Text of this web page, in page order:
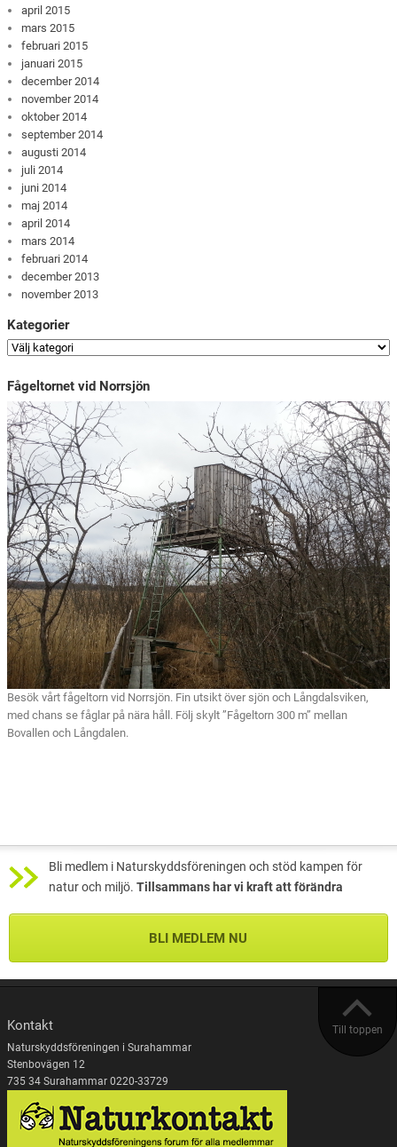
april 2015
mars 2015
februari 2015
januari 2015
december 2014
november 2014
oktober 2014
september 2014
augusti 2014
juli 2014
juni 2014
maj 2014
april 2014
mars 2014
februari 2014
december 2013
november 2013
Kategorier
Fågeltornet vid Norrsjön
Besök vårt fågeltorn vid Norrsjön. Fin utsikt över sjön och Långdalsviken,
med chans se fåglar på nära håll. Följ skylt ”Fågeltorn 300 m” mellan
Bovallen och Långdalen.
Bli medlem i Naturskyddsföreningen och stöd kampen för
natur och miljö. Tillsammans har vi kraft att förändra
BLI MEDLEM NU
Till toppen
Kontakt
Naturskyddsföreningen i Surahammar
Stenbovägen 12
735 34 Surahammar 0220-33729